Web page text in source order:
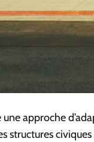
approche
structures